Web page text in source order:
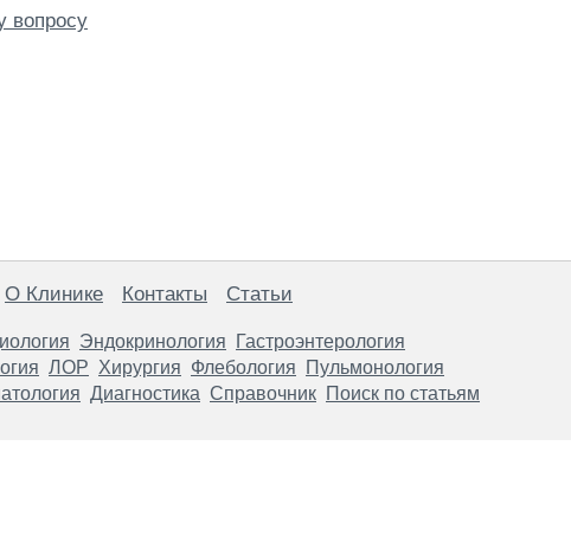
вопросу
О Клинике Контакты Статьи
Эндокринология
Гастроэнтерология
ЛОР Хирургия Флебология
Пульмонология
Диагностика Справочник Поиск по статьям